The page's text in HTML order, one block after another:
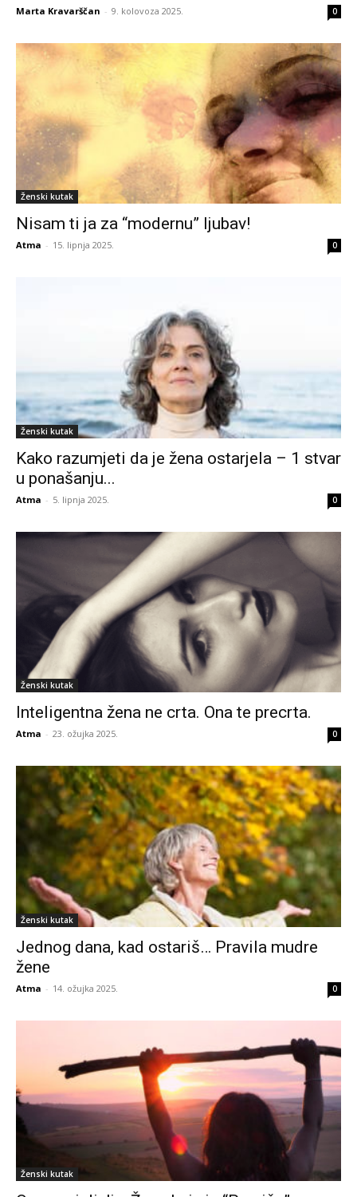
Marta Kravarščan - 9. kolovoza 2025. 0
Ženski kutak
Nisam ti ja za “modernu” ljubav!
Atma - 15. lipnja 2025. 0
Ženski kutak
Kako razumjeti da je žena ostarjela – 1 stvar
u ponašanju...
Atma - 5. lipnja 2025. 0
Ženski kutak
Inteligentna žena ne crta. Ona te precrta.
Atma - 23. ožujka 2025. 0
Ženski kutak
Jednog dana, kad ostariš… Pravila mudre
žene
Atma - 14. ožujka 2025. 0
Ženski kutak